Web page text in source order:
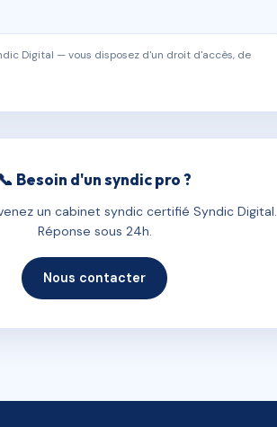
Digital — vous disposez d'un droit d'accès, de
📞 Besoin d'un syndic pro ?
un cabinet syndic certifié Syndic Digital.
Réponse sous 24h.
Nous contacter